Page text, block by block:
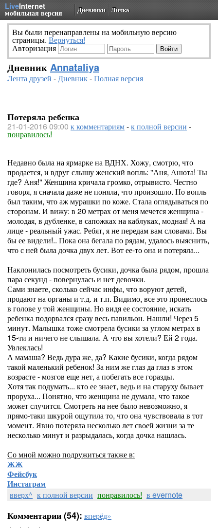
LiveInternet
мобильная версия Дневники Личка
Вы были перенаправлены на мобильную версию
страницы. Вернуться!
Авторизация
Дневник Annataliya
Лента друзей -Дневник-Полная версия
Потеряла ребенка
21-01-2016 09:00 к комментариям-к полной версии -
понравилось!
Недавно была на ярмарке на ВДНХ. Хожу, смотрю, что
продается, и вдруг слышу женский вопль: "Аня, Анюта! Ты
где? Аня!" Женщина кричала громко, отрывисто. Честно
говоря, я сначала даже не поняла, что произошло. Но вопль
был таким, что аж мурашки по коже. Стала оглядываться по
сторонам. И вижу: в 20 метрах от меня мечется женщина -
молодая, в дубленке, в сапожках на каблуках, модная! А на
лице - реальный ужас. Ребят, я не передам вам словами. Вы
бы ее видели!.. Пока она бегала по рядам, удалось выяснить,
что с ней была дочка двух лет. Вот ее-то она и потеряла...
Наклонилась посмотреть бусики, дочка была рядом, прошла
пара секунд - повернулась и нет девочки.
Сами знаете, сколько сейчас инфы, что воруют детей,
продают на органы и т.д. и т.п. Видимо, все это пронеслось
в голове у той женщины. Но видя ее состояние, искать
ребенка подорвался сразу весь павильон. Нашли! Через 5
минут. Малышка тоже смотрела бусики за углом метрах в
15-ти и ничего не слышала. А что вы хотели? Ей 2 года.
Увлеклась!
А мамаша? Ведь дура же, да? Какие бусики, когда рядом
такой маленький ребенок! За ним же глаз да глаз в этом
возрасте - мозгов еще нет, а побегать все горазды.
Хотя так подумать... кто ее знает, ведь и на старуху бывает
проруха... Понятно, что женщина не думала, что такое
может случится. Смотреть на нее было невозможно, я
прямо-таки шкурой ощутила то, что она чувствовала в тот
момент. Явно потеряла несколько лет своей жизни за те
несколько минут и разрыдалась, когда дочка нашлась.
Со мной можно подружиться также в:
ЖЖ
Фейсбук
Инстаграм
вверх^ к полной версии понравилось! в evernote
Комментарии (54): вперёд»